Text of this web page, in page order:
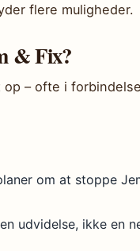
flere muligheder.
& Fix?
– ofte i
om at stoppe
udvidelse, ikke en